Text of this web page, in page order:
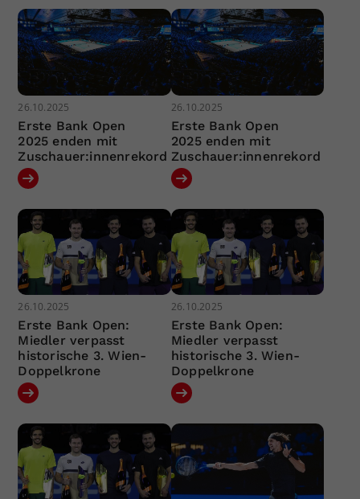
26.10.2025
Erste Bank Open
2025 enden mit
Zuschauer:innenrekord
26.10.2025
Erste Bank Open
2025 enden mit
Zuschauer:innenrekord
26.10.2025
Erste Bank Open:
Miedler verpasst
historische 3. Wien-
Doppelkrone
26.10.2025
Erste Bank Open:
Miedler verpasst
historische 3. Wien-
Doppelkrone